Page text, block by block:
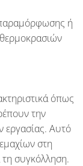
ή
όπως
την
εργασίας. Αυτό
στη
τη συγκόλληση.